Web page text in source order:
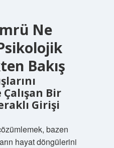
Ne
Bakış
Bir
Girişi
bazen
hayat döngülerini